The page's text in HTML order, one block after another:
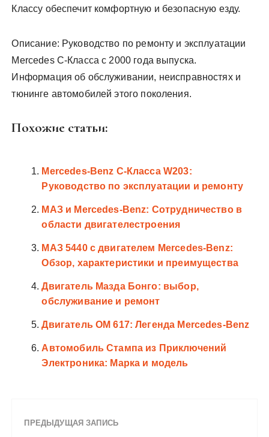
Классу обеспечит комфортную и безопасную езду.
Описание: Руководство по ремонту и эксплуатации
Mercedes C-Класса с 2000 года выпуска.
Информация об обслуживании, неисправностях и
тюнинге автомобилей этого поколения.
Похожие статьи:
Mercedes-Benz C-Класса W203:
Руководство по эксплуатации и ремонту
МАЗ и Mercedes-Benz: Сотрудничество в
области двигателестроения
МАЗ 5440 с двигателем Mercedes-Benz:
Обзор, характеристики и преимущества
Двигатель Мазда Бонго: выбор,
обслуживание и ремонт
Двигатель OM 617: Легенда Mercedes-Benz
Автомобиль Стампа из Приключений
Электроника: Марка и модель
ПРЕДЫДУЩАЯ ЗАПИСЬ